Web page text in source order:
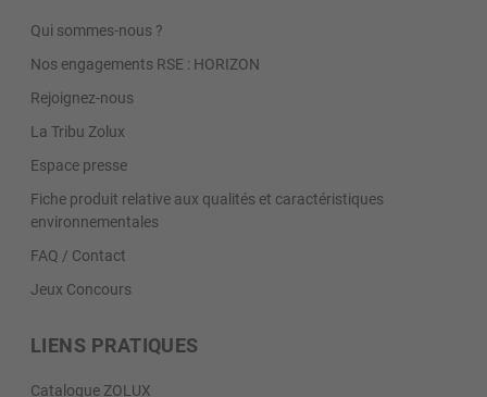
Qui sommes-nous ?
Nos engagements RSE : HORIZON
Rejoignez-nous
La Tribu Zolux
Espace presse
Fiche produit relative aux qualités et caractéristiques
environnementales
FAQ / Contact
Jeux Concours
LIENS PRATIQUES
Catalogue ZOLUX